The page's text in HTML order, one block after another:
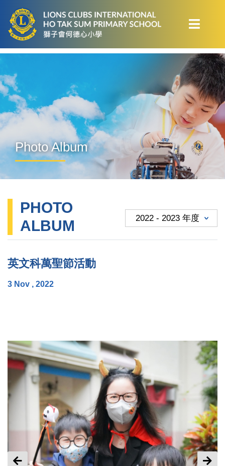
Photo Album
PHOTO
ALBUM
英文科萬聖節活動
3 Nov , 2022